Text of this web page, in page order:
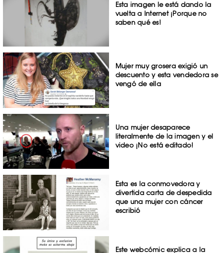
Esta imagen le está dando la
vuelta a Internet ¡Porque no
saben qué es!
Mujer muy grosera exigió un
descuento y esta vendedora se
vengó de ella
Una mujer desaparece
literalmente de la imagen y el
video ¡No está editado!
Esta es la conmovedora y
divertida carta de despedida
que una mujer con cáncer
escribió
Este webcómic explica a la